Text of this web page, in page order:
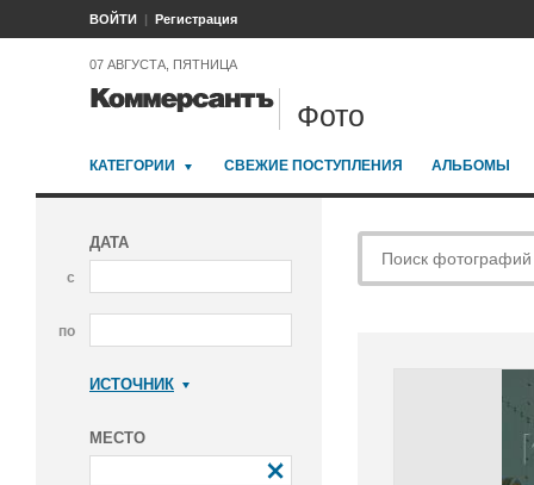
ВОЙТИ Регистрация
07 АВГУСТА, ПЯТНИЦА
Фото
КАТЕГОРИИ СВЕЖИЕ ПОСТУПЛЕНИЯ АЛЬБОМЫ
ДАТА
с
по
ИСТОЧНИК
МЕСТО